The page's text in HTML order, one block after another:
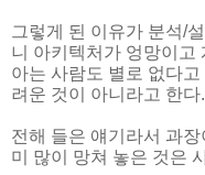
그렇게 된 이유가 분석/
니 아키텍처가 엉망이고
아는 사람도 별로 없다
려운 것이 아니라고 한다.
전해 들은 얘기라서 과
미 많이 망쳐 놓은 것은